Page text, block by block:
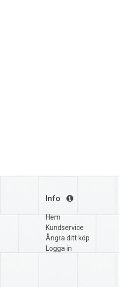
Info
Hem
Kundservice
Ångra ditt köp
Logga in